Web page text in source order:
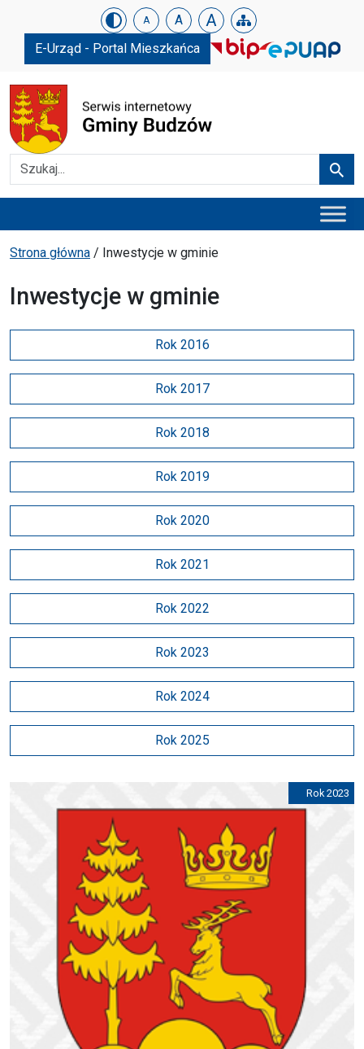
Urząd Gminy w Budzowie
Skip menu A A A
E-Urząd - Portal Mieszkańca
Szukaj
Ścieżka powrotu
Strona główna / Inwestycje w gminie
Inwestycje w gminie
Rok 2016
Rok 2017
Rok 2018
Rok 2019
Rok 2020
Rok 2021
Rok 2022
Rok 2023
Rok 2024
Rok 2025
Rok 2023